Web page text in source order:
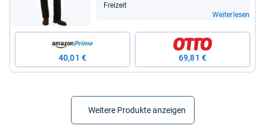
Frei­zeit
Weiterlesen
40,01 € 69,81 €
Weitere Produkte anzeigen